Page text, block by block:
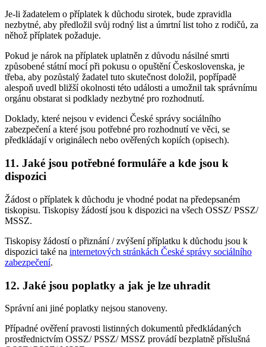
Je-li žadatelem o příplatek k důchodu sirotek, bude zpravidla
nezbytné, aby předložil svůj rodný list a úmrtní list toho z rodičů, za
něhož příplatek požaduje.
Pokud je nárok na příplatek uplatněn z důvodu násilné smrti
způsobené státní mocí při pokusu o opuštění Československa, je
třeba, aby pozůstalý žadatel tuto skutečnost doložil, popřípadě
alespoň uvedl bližší okolnosti této události a umožnil tak správnímu
orgánu obstarat si podklady nezbytné pro rozhodnutí.
Doklady, které nejsou v evidenci České správy sociálního
zabezpečení a které jsou potřebné pro rozhodnutí ve věci, se
předkládají v originálech nebo ověřených kopiích (opisech).
11. Jaké jsou potřebné formuláře a kde jsou k
dispozici
Žádost o příplatek k důchodu je vhodné podat na předepsaném
tiskopisu. Tiskopisy žádostí jsou k dispozici na všech OSSZ/ PSSZ/
MSSZ.
Tiskopisy žádostí o přiznání / zvýšení příplatku k důchodu jsou k
dispozici také na internetových stránkách České správy sociálního
zabezpečení.
12. Jaké jsou poplatky a jak je lze uhradit
Správní ani jiné poplatky nejsou stanoveny.
Případné ověření pravosti listinných dokumentů předkládaných
prostřednictvím OSSZ/ PSSZ/ MSSZ provádí bezplatně příslušná